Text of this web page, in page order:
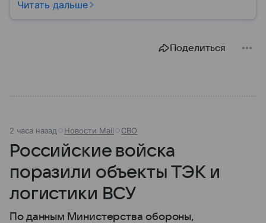
материале — основные сведения об этой стране.
Читать дальше
Поделиться
2 часа назад Новости Mail СВО
Российские войска
поразили объекты ТЭК и
логистики ВСУ
По данным Министерства обороны,